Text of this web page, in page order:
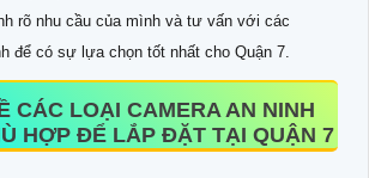
rõ nhu cầu của mình và tư vấn với các
để có sự lựa chọn tốt nhất cho Quận 7.
CÁC LOẠI CAMERA AN NINH
HỢP ĐỂ LẮP ĐẶT TẠI QUẬN 7